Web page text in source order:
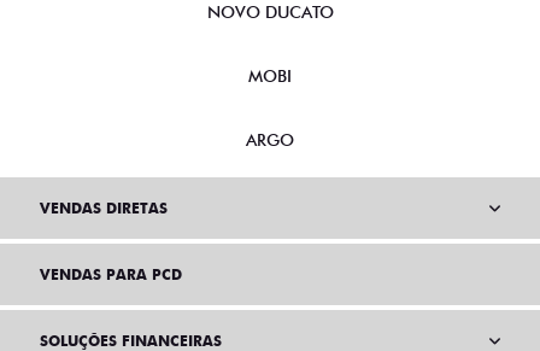
NOVO DUCATO
MOBI
ARGO
VENDAS DIRETAS
VENDAS PARA PCD
SOLUÇÕES FINANCEIRAS